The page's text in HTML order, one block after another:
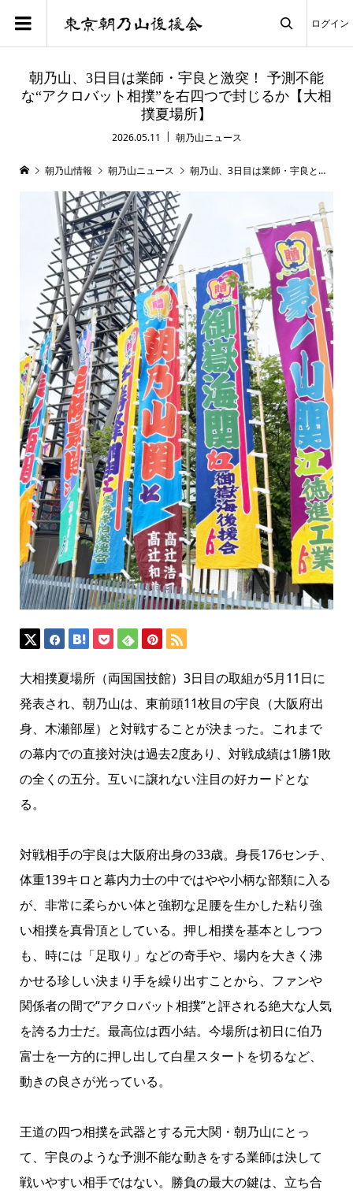

ログイン
朝乃山、3日目は業師・宇良と激突！ 予測不能
な“アクロバット相撲”を右四つで封じるか【大相
撲夏場所】
2026.05.11 朝乃山ニュース
朝乃山情報 朝乃山ニュース 朝乃山、3日目は業師・宇良と激突！ 予測不能な“アクロバット相撲”を右四つで封じるか【大相撲夏場所】
大相撲夏場所（両国国技館）3日目の取組が5月11日に
発表され、朝乃山は、東前頭11枚目の宇良（大阪府出
身、木瀬部屋）と対戦することが決まった。これまで
の幕内での直接対決は過去2度あり、対戦成績は1勝1敗
の全くの五分。互いに譲れない注目の好カードとな
る。
対戦相手の宇良は大阪府出身の33歳。身長176センチ、
体重139キロと幕内力士の中ではやや小柄な部類に入る
が、非常に柔らかい体と強靭な足腰を生かした粘り強
い相撲を真骨頂としている。押し相撲を基本としつつ
も、時には「足取り」などの奇手や、場内を大きく沸
かせる珍しい決まり手を繰り出すことから、ファンや
関係者の間で“アクロバット相撲”と評される絶大な人気
を誇る力士だ。最高位は西小結。今場所は初日に伯乃
富士を一方的に押し出して白星スタートを切るなど、
動きの良さが光っている。
王道の四つ相撲を武器とする元大関・朝乃山にとっ
て、宇良のような予測不能な動きをする業師は決して
戦いやすい相手ではない。勝負の最大の鍵は、立ち合